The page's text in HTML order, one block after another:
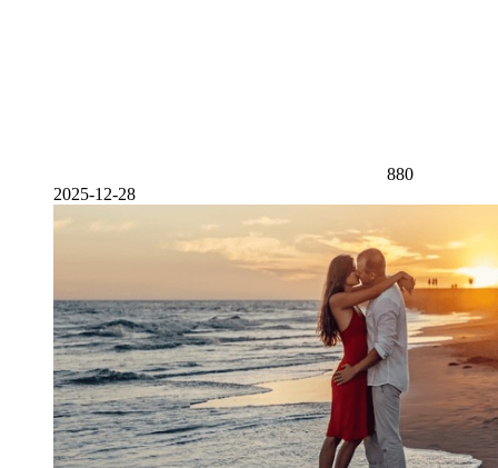
880
2025-12-28